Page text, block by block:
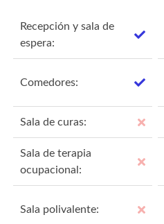
Recepción y sala de
espera:
Comedores:
Sala de curas:
Sala de terapia
ocupacional:
Sala polivalente: